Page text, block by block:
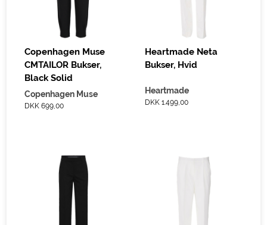
Copenhagen Muse
CMTAILOR Bukser,
Black Solid
Copenhagen Muse
DKK 699,00
Heartmade Neta
Bukser, Hvid
Heartmade
DKK 1.499,00